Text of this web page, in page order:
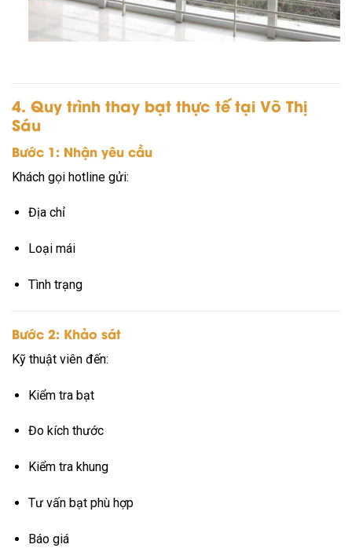
4. Quy trình thay bạt thực tế tại Võ Thị
Sáu
Bước 1: Nhận yêu cầu
Khách gọi hotline gửi:
Địa chỉ
Loại mái
Tình trạng
Bước 2: Khảo sát
Kỹ thuật viên đến:
Kiểm tra bạt
Đo kích thước
Kiểm tra khung
Tư vấn bạt phù hợp
Báo giá